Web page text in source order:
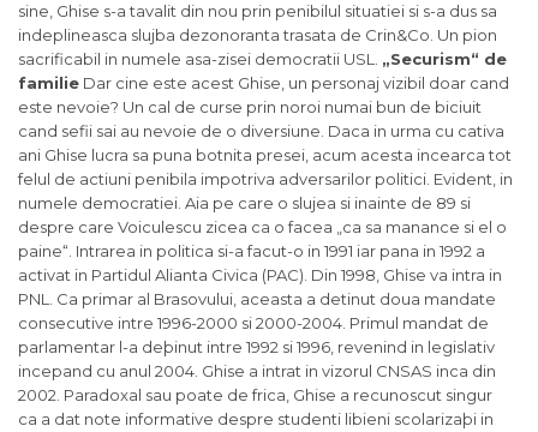
sine, Ghise s-a tavalit din nou prin penibilul situatiei si s-a dus sa
indeplineasca slujba dezonoranta trasata de Crin&Co. Un pion
sacrificabil in numele asa-zisei democratii USL. „Securism“ de
familie Dar cine este acest Ghise, un personaj vizibil doar cand
este nevoie? Un cal de curse prin noroi numai bun de biciuit
cand sefii sai au nevoie de o diversiune. Daca in urma cu cativa
ani Ghise lucra sa puna botnita presei, acum acesta incearca tot
felul de actiuni penibila impotriva adversarilor politici. Evident, in
numele democratiei. Aia pe care o slujea si inainte de 89 si
despre care Voiculescu zicea ca o facea „ca sa manance si el o
paine“. Intrarea in politica si-a facut-o in 1991 iar pana in 1992 a
activat in Partidul Alianta Civica (PAC). Din 1998, Ghise va intra in
PNL. Ca primar al Brasovului, aceasta a detinut doua mandate
consecutive intre 1996-2000 si 2000-2004. Primul mandat de
parlamentar l-a deþinut intre 1992 si 1996, revenind in legislativ
incepand cu anul 2004. Ghise a intrat in vizorul CNSAS inca din
2002. Paradoxal sau poate de frica, Ghise a recunoscut singur
ca a dat note informative despre studenti libieni scolarizaþi in